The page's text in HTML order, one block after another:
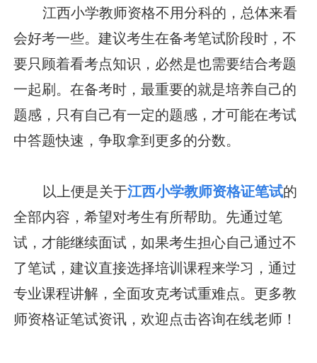
江西小学教师资格不用分科的，总体来看
会好考一些。建议考生在备考笔试阶段时，不
要只顾着看考点知识，必然是也需要结合考题
一起刷。在备考时，最重要的就是培养自己的
题感，只有自己有一定的题感，才可能在考试
中答题快速，争取拿到更多的分数。
以上便是关于江西小学教师资格证笔试的
全部内容，希望对考生有所帮助。先通过笔
试，才能继续面试，如果考生担心自己通过不
了笔试，建议直接选择培训课程来学习，通过
专业课程讲解，全面攻克考试重难点。更多教
师资格证笔试资讯，欢迎点击咨询在线老师！